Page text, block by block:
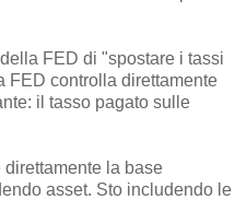
FED di "spostare i tassi
FED controlla direttamente
il tasso pagato sulle
la base
asset. Sto includendo le